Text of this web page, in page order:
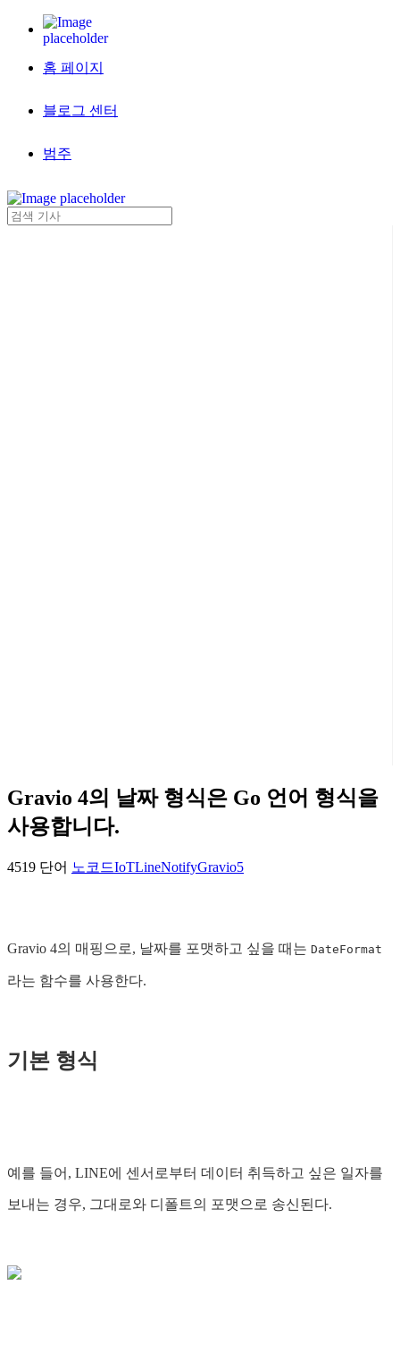
홈 페이지
블로그 센터
범주
Gravio 4의 날짜 형식은 Go 언어 형식을
사용합니다.
4519 단어 노코드IoTLineNotifyGravio5
Gravio 4의 매핑으로, 날짜를 포맷하고 싶을 때는 DateFormat
라는 함수를 사용한다.
기본 형식
예를 들어, LINE에 센서로부터 데이터 취득하고 싶은 일자를
보내는 경우, 그대로와 디폴트의 포맷으로 송신된다.